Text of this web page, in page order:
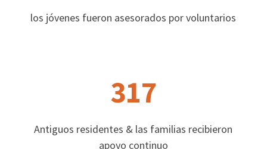
los jóvenes fueron asesorados por voluntarios
317
Antiguos residentes & las familias recibieron
apoyo continuo